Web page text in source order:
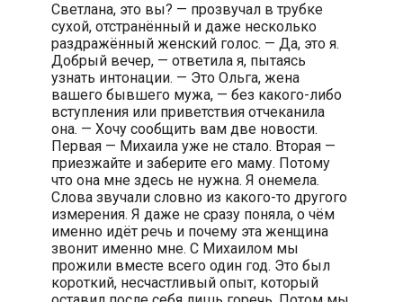
Светлана, это вы? — прозвучал в трубке
сухой, отстранённый и даже несколько
раздражённый женский голос. — Да, это я.
Добрый вечер, — ответила я, пытаясь
узнать интонации. — Это Ольга, жена
вашего бывшего мужа, — без какого-либо
вступления или приветствия отчеканила
она. — Хочу сообщить вам две новости.
Первая — Михаила уже не стало. Вторая —
приезжайте и заберите его маму. Потому
что она мне здесь не нужна. Я онемела.
Слова звучали словно из какого-то другого
измерения. Я даже не сразу поняла, о чём
именно идёт речь и почему эта женщина
звонит именно мне. С Михаилом мы
прожили вместе всего один год. Это был
короткий, несчастливый опыт, который